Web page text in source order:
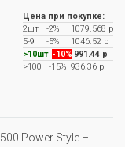
Цена при покупке:
2шт
-2%
1079.568 р
5-9
-5%
1046.52 р
>10шт -10% 991.44 р
>100
-15% 936.36 р
Power Style –